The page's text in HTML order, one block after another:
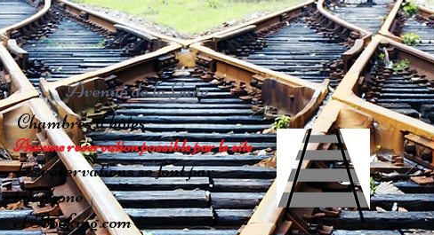
Avenue de la Gare
Chambres d'hôtes
Aucune reservation possible par le site
les réservations se font par
téléphone
et Booking.com